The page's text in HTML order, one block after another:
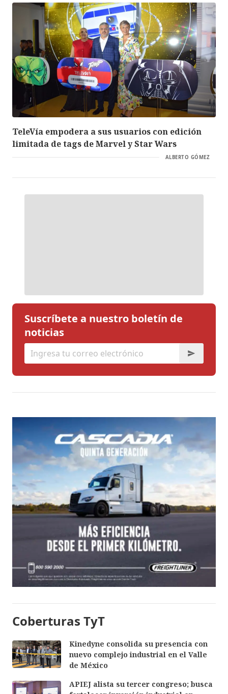
TeleVía empodera a sus usuarios con edición
limitada de tags de Marvel y Star Wars
ALBERTO GÓMEZ
Suscríbete a nuestro boletín de
noticias
Coberturas TyT
Kinedyne consolida su presencia con
nuevo complejo industrial en el Valle
de México
APIEJ alista su tercer congreso; busca